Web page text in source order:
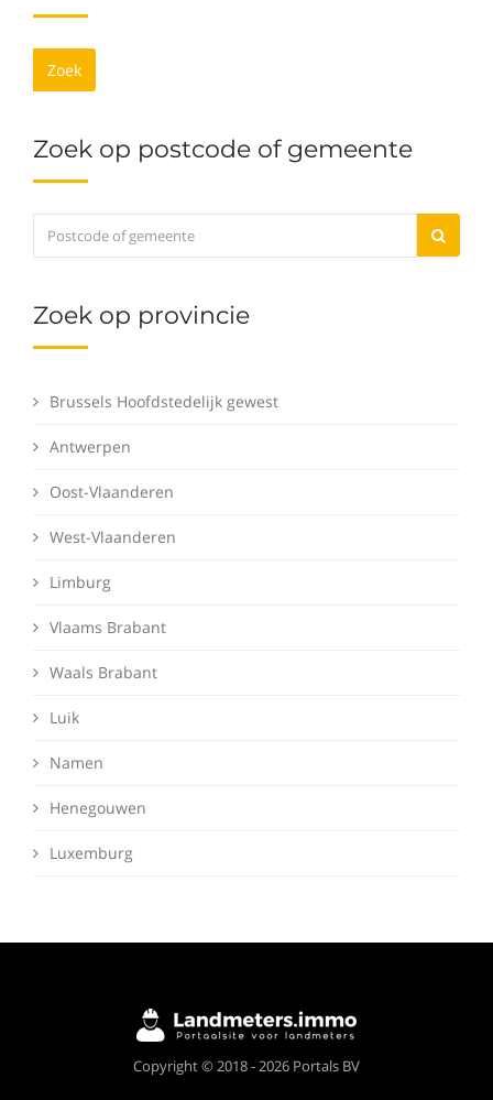
Deze website maakt gebruik van cookies om
ervoor te zorgen dat je de beste ervaring op
Zoek
Zoek op postcode of gemeente
Zoek op provincie
Brussels Hoofdstedelijk gewest
Antwerpen
Oost-Vlaanderen
West-Vlaanderen
Limburg
Vlaams Brabant
Waals Brabant
Luik
Namen
Henegouwen
Luxemburg
Copyright © 2018 - 2026 Portals BV